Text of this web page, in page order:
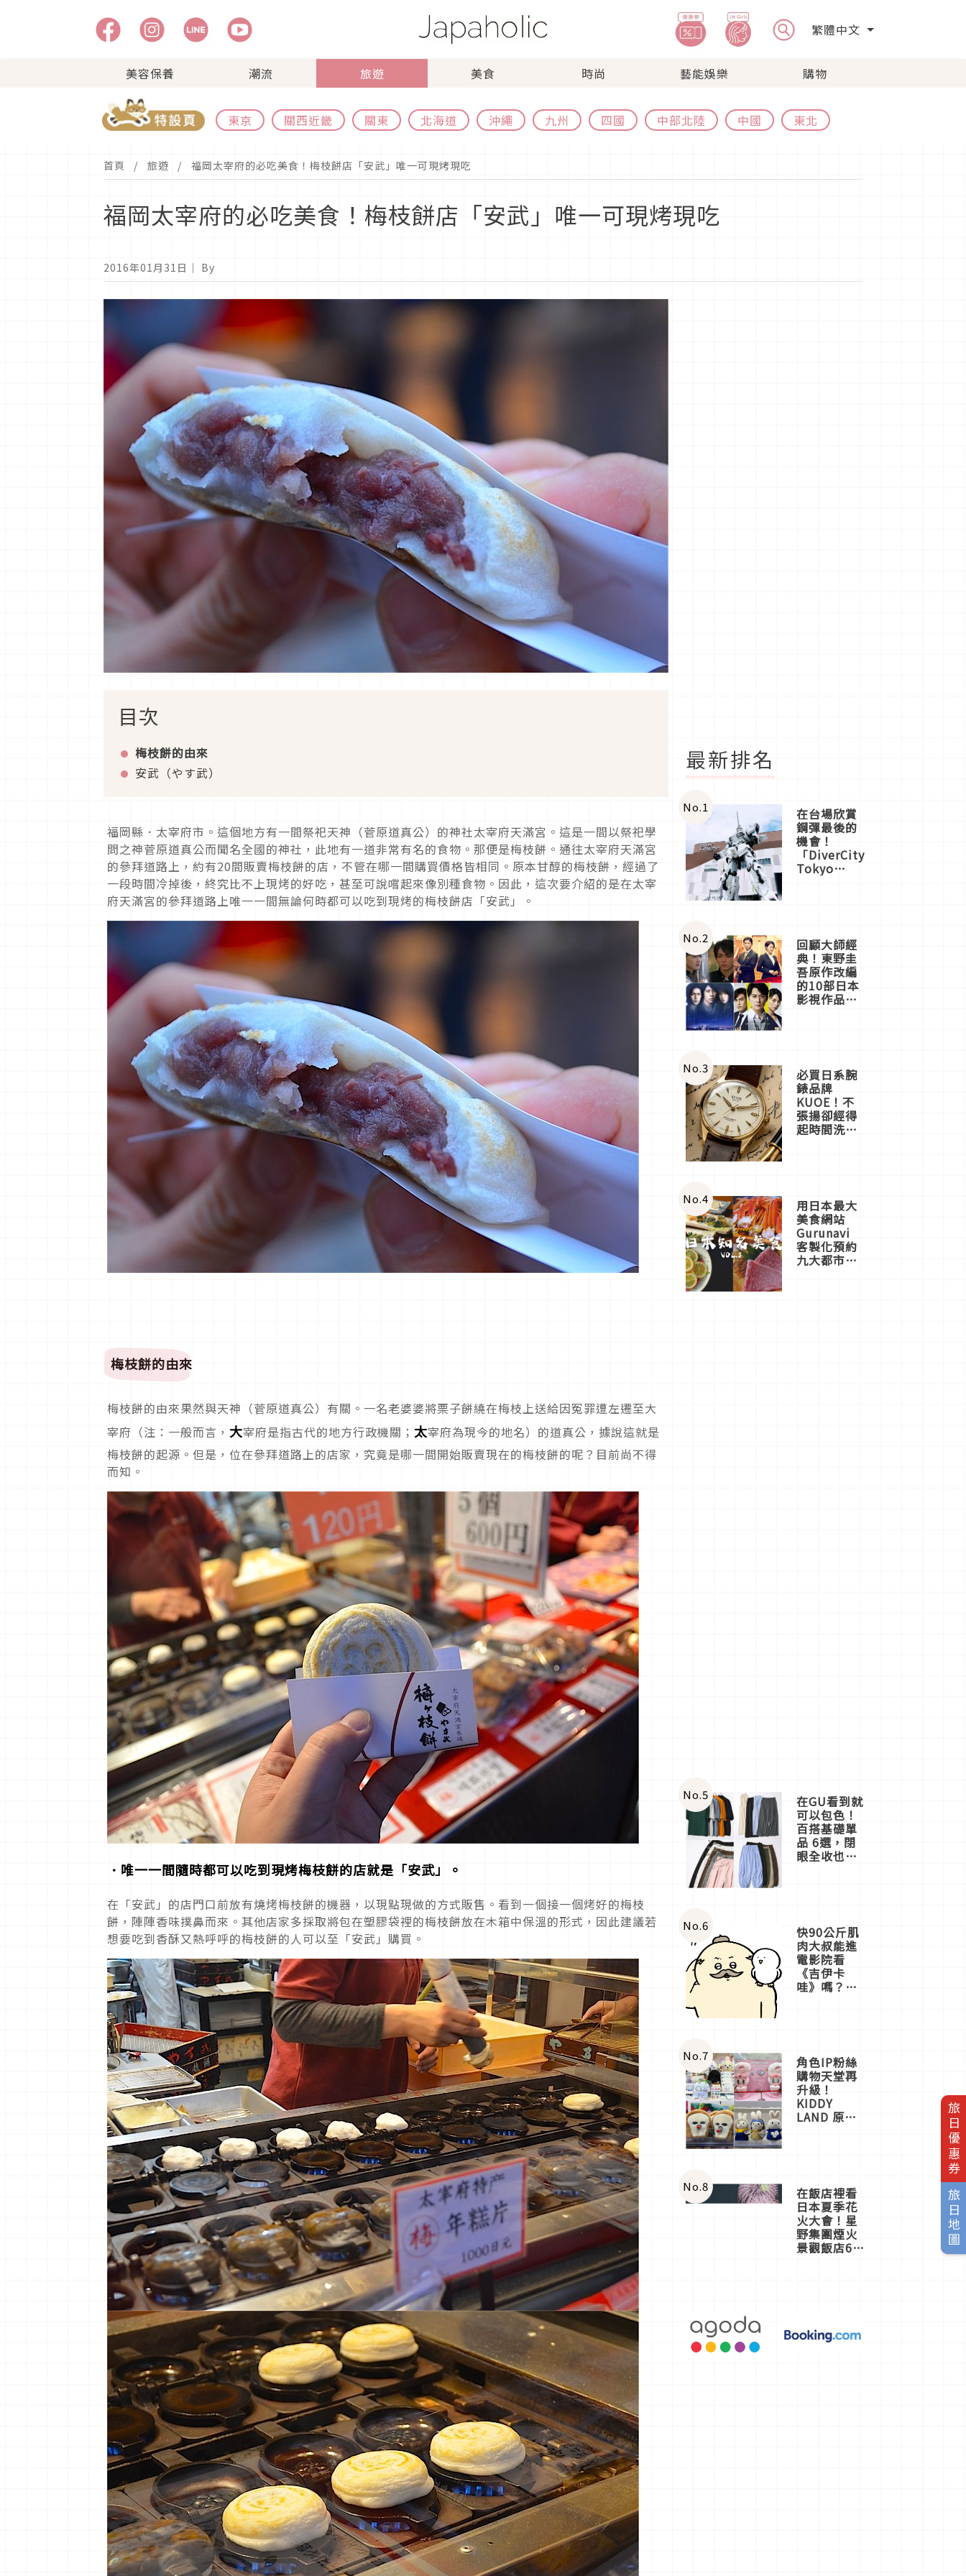
繁體中文
美容保養 潮流 旅遊 美食 時尚 藝能娛樂 購物
東京 關西近畿 關東 北海道 沖繩 九州 四國 中部北陸 中國 東北
旅日優惠券
旅日地圖
首頁 旅遊 福岡太宰府的必吃美食！梅枝餅店「安武」唯一可現烤現吃
福岡太宰府的必吃美食！梅枝餅店「安武」唯一可現烤現吃
2016年01月31日 ｜ By
目次
梅枝餅的由來
安武（やす武）
福岡縣．太宰府市。這個地方有一間祭祀天神（菅原道真公）的神社太宰府天滿宮。這是一間以祭祀學
問之神菅原道真公而聞名全國的神社，此地有一道非常有名的食物。那便是梅枝餅。通往太宰府天滿宮
的參拜道路上，約有20間販賣梅枝餅的店，不管在哪一間購買價格皆相同。原本甘醇的梅枝餅，經過了
一段時間冷掉後，終究比不上現烤的好吃，甚至可說嚐起來像別種食物。因此，這次要介紹的是在太宰
府天滿宮的參拜道路上唯一一間無論何時都可以吃到現烤的梅枝餅店「安武」。
梅枝餅的由來
梅枝餅的由來果然與天神（菅原道真公）有關。一名老婆婆將栗子餅繞在梅枝上送給因冤罪遭左遷至大
宰府（注：一般而言， 大宰府是指古代的地方行政機關； 太宰府為現今的地名）的道真公，據說這就是
梅枝餅的起源。但是，位在參拜道路上的店家，究竟是哪一間開始販賣現在的梅枝餅的呢？目前尚不得
而知。
．唯一一間隨時都可以吃到現烤梅枝餅的店就是「安武」。
在「安武」的店門口前放有燒烤梅枝餅的機器，以現點現做的方式販售。看到一個接一個烤好的梅枝
餅，陣陣香味撲鼻而來。其他店家多採取將包在塑膠袋裡的梅枝餅放在木箱中保溫的形式，因此建議若
想要吃到香酥又熱呼呼的梅枝餅的人可以至「安武」購買。
最新排名
No.1 在台場欣賞
鋼彈最後的
機會！
「DiverCity
Tokyo
體驗
No.2 回顧大師經
典！東野圭
吾原作改編
的10部日本
影視作品推
No.3 必買日系腕
錶品牌
KUOE！不
張揚卻經得
起時間洗鍊
No.4 用日本最大
美食網站
Gurunavi
客製化預約
九大都市餐
No.5 在GU看到就
可以包色！
百搭基礎單
品 6選，閉
眼全收也不
No.6 快90公斤肌
肉大叔能進
電影院看
《吉伊卡
哇》嗎？日
一同給出了
答案
No.7 角色IP粉絲
購物天堂再
升級！
KIDDY
LAND 原宿
店3分即達
No.8 在飯店裡看
日本夏季花
火大會！星
野集團煙火
景觀飯店6